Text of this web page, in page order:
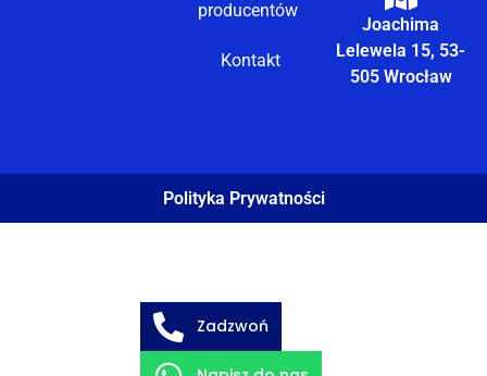
producentów
Kontakt
Joachima
Lelewela 15, 53-
505 Wrocław
Polityka Prywatności
Zadzwoń